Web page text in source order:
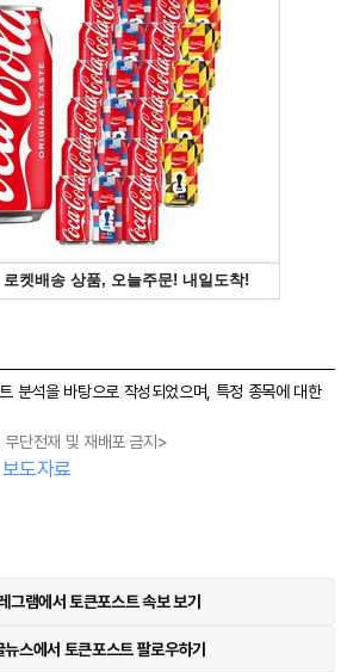
분석을 바탕으로 작성되었으며, 특정 종목에 대한
단전재 및 재배포 금지>
보도자료
그램에서 토큰포스트 속보 보기
뉴스에서 토큰포스트 팔로우하기